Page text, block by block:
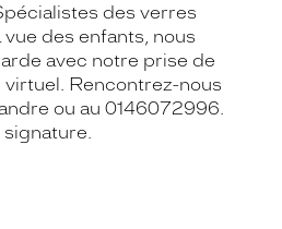
des verres
des enfants, nous
avec notre prise de
virtuel. Rencontrez-nous
ou au 0146072996.